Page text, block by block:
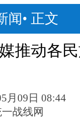
闻• 正文
推动各
月09日 08:44
战线网